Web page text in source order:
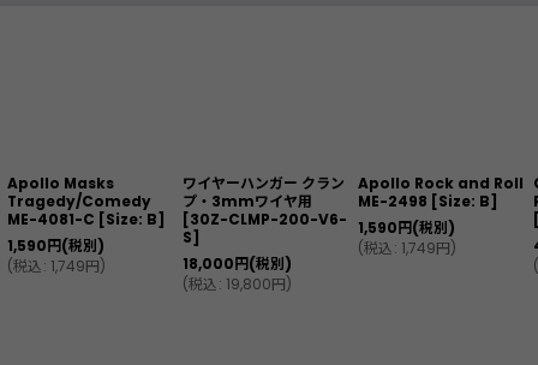
Apollo Masks
Tragedy/Comedy
ME-4081-C [Size: B]
1,590円(税別)
(税込: 1,749円)
ワイヤーハンガー クラン
プ・3mmワイヤ用
[30Z-CLMP-200-V6-
S]
18,000円(税別)
(税込: 19,800円)
Apollo Rock and Roll
ME-2498 [Size: B]
1,590円(税別)
(税込: 1,749円)
(